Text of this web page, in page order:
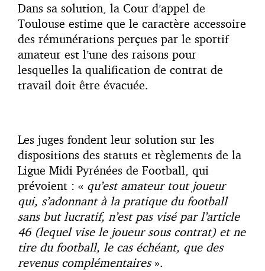
Dans sa solution, la Cour d’appel de
Toulouse estime que le caractère accessoire
des rémunérations perçues par le sportif
amateur est l’une des raisons pour
lesquelles la qualification de contrat de
travail doit être évacuée.
Les juges fondent leur solution sur les
dispositions des statuts et règlements de la
Ligue Midi Pyrénées de Football, qui
prévoient : « qu’est amateur tout joueur
qui, s’adonnant à la pratique du football
sans but lucratif, n’est pas visé par l’article
46 (lequel vise le joueur sous contrat) et ne
tire du football, le cas échéant, que des
revenus complémentaires ».